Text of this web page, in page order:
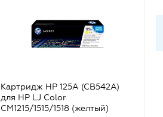
Картридж HP 125A (CB542A)
для HP LJ Color
CM1215/1515/1518 (желтый)